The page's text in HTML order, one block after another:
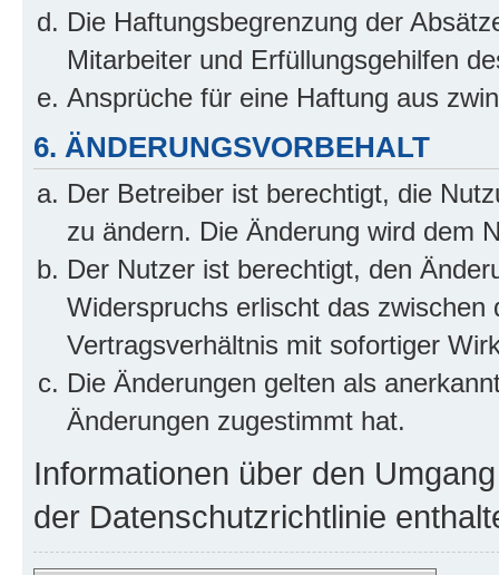
Die Haftungsbegrenzung der
Mitarbeiter und Erfüllungsgehilfen
Ansprüche für eine Haftung aus
6. ÄNDERUNGSVORBEHALT
Der Betreiber ist berechtigt, die
zu ändern. Die Änderung wird dem
Der Nutzer ist berechtigt, den
Widerspruchs erlischt das
Vertragsverhältnis mit sofortiger
Die Änderungen gelten als
Änderungen zugestimmt hat.
Informationen über den
der Datenschutzrichtlinie